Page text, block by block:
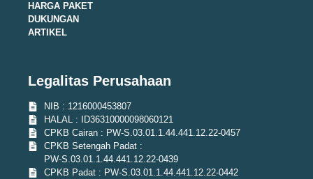
HARGA PAKET
DUKUNGAN
ARTIKEL
Legalitas Perusahaan
NIB : 1216000453807
HALAL : ID36310000098060121
CPKB Cairan : PW-S.03.01.1.44.441.12.22-0457
CPKB Setengah Padat :
PW-S.03.01.1.44.441.12.22-0439
CPKB Padat : PW-S.03.01.1.44.441.12.22-0442